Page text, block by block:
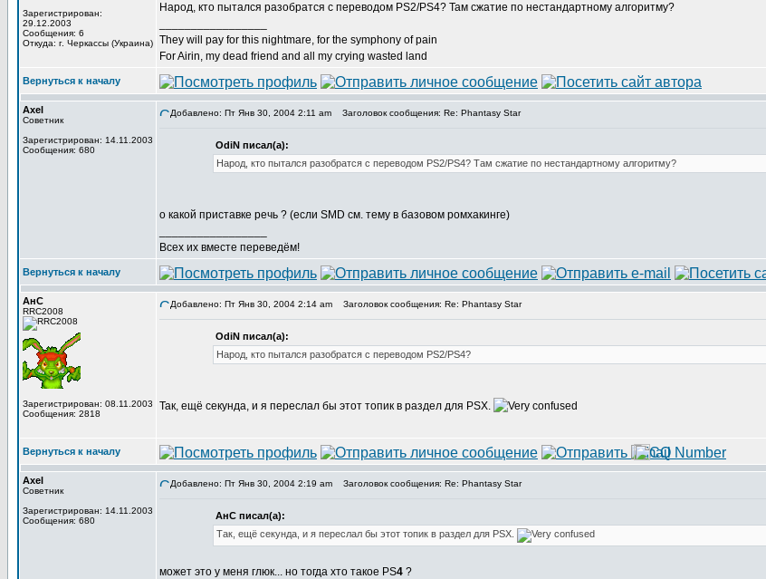
Зарегистрирован:
29.12.2003
Сообщения: 6
Откуда: г. Черкассы (Украина)
Народ, кто пытался разобратся с переводом PS2/PS4? Там сжатие по нестандартному алгоритму?
They will pay for this nightmare, for the symphony of pain
For Airin, my dead friend and all my crying wasted land
Вернуться к началу
Axel
Советник
Зарегистрирован: 14.11.2003
Сообщения: 680
Добавлено: Пт Янв 30, 2004 2:11 am Заголовок сообщения: Re: Phantasy Star
OdiN писал(а):
Народ, кто пытался разобратся с переводом PS2/PS4? Там сжатие по нестандартному алгоритму?
о какой приставке речь ? (если SMD см. тему в базовом ромхакинге)
Всех их вместе переведём!
Вернуться к началу
АнС
RRC2008
Зарегистрирован: 08.11.2003
Сообщения: 2818
Добавлено: Пт Янв 30, 2004 2:14 am Заголовок сообщения: Re: Phantasy Star
OdiN писал(а):
Народ, кто пытался разобратся с переводом PS2/PS4?
Так, ещё секунда, и я переслал бы этот топик в раздел для PSX.
Вернуться к началу
Axel
Советник
Зарегистрирован: 14.11.2003
Сообщения: 680
Добавлено: Пт Янв 30, 2004 2:19 am Заголовок сообщения: Re: Phantasy Star
АнС писал(а):
Так, ещё секунда, и я переслал бы этот топик в раздел для PSX.
может это у меня глюк... но тогда хто такое PS4 ?